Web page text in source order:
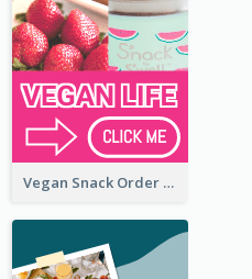
Vegan Snack Order Wide Skyscraper Banner